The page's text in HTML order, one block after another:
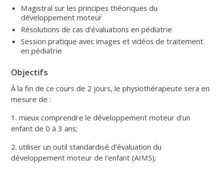
Magistral sur les principes théoriques du
développement moteur
Résolutions de cas d’évaluations en pédiatrie
Session pratique avec images et vidéos de traitement
en pédiatrie
Objectifs
À la fin de ce cours de 2 jours, le physiothérapeute sera en
mesure de :
1. mieux comprendre le développement moteur d’un
enfant de 0 à 3 ans;
2. utiliser un outil standardisé d’évaluation du
développement moteur de l’enfant (AIMS);